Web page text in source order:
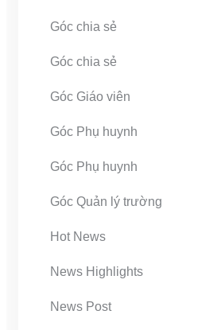
Góc chia sẻ
Góc chia sẻ
Góc Giáo viên
Góc Phụ huynh
Góc Phụ huynh
Góc Quản lý trường
Hot News
News Highlights
News Post